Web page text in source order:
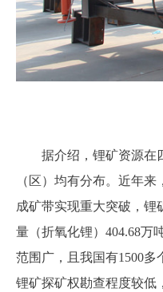
据介绍，锂矿资源在
（区）均有分布。近年
成矿带实现重大突破，锂
量（折氧化锂）404.68万
范围广，且我国有1500
锂矿探矿权勘查程度较低